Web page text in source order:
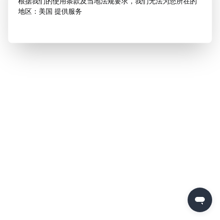
地区：美国 提供服务